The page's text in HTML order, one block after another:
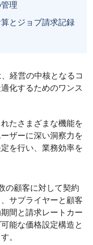
理
とジョブ請求記録
経営の中核となるコ
化するためのワンス
たさまざまな機能を
ザーに深い洞察力を
を行い、業務効率を
の顧客に対して契約
サプライヤーと顧客
間と請求レートカー
能な価格設定構造と
。